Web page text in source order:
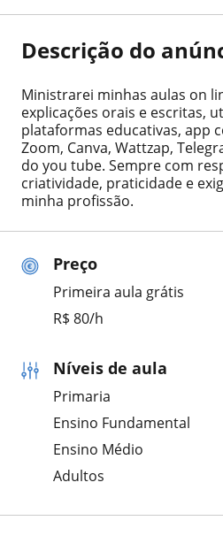
Preço
Primeira aula grátis
R$ 80/h
Níveis de aula
Primaria
Ensino Fundamental
Ensino Médio
Adultos
Descrição do
Ministrarei minhas aulas on
explicações orais e escritas,
plataformas educativas, app
Zoom, Canva, Wattzap,
do you tube. Sempre com
criatividade, praticidade e
minha profissão.